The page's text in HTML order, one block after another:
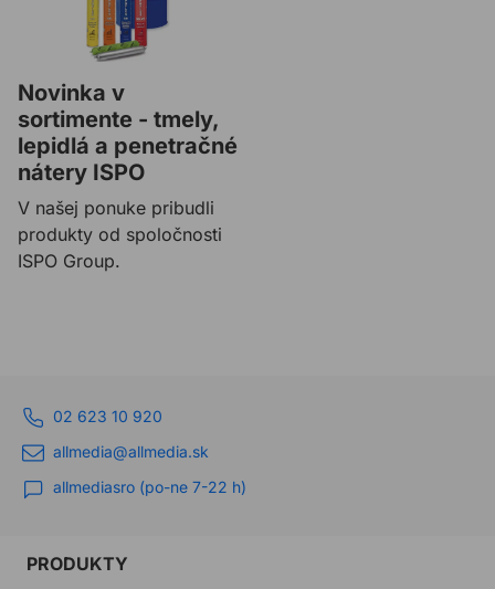
Novinka v
sortimente - tmely,
lepidlá a penetračné
nátery ISPO
V našej ponuke pribudli
produkty od spoločnosti
ISPO Group.
02 623 10 920
allmedia@allmedia.sk
allmediasro (po-ne 7-22 h)
PRODUKTY